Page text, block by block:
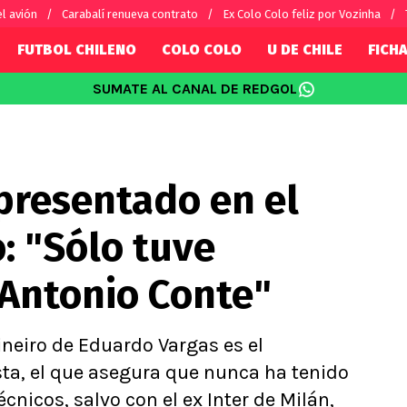
avión Carabalí renueva contrato Ex Colo Colo feliz por Vozinha
por el mundo
Fútbol Argentino
Fútbol Brasileño
FUTBOL CHILENO COLO COLO U DE CHILE
SUMATE AL CANAL DE REDGOL
en el
"Sólo tuve
Conte"
de Eduardo Vargas es el
el que asegura que nunca ha tenido
salvo con el ex Inter de Milán,